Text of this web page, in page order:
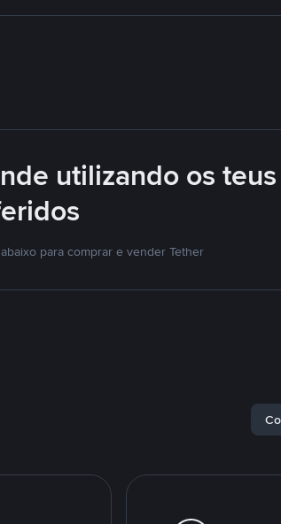
utilizando os
para comprar e vender Tether